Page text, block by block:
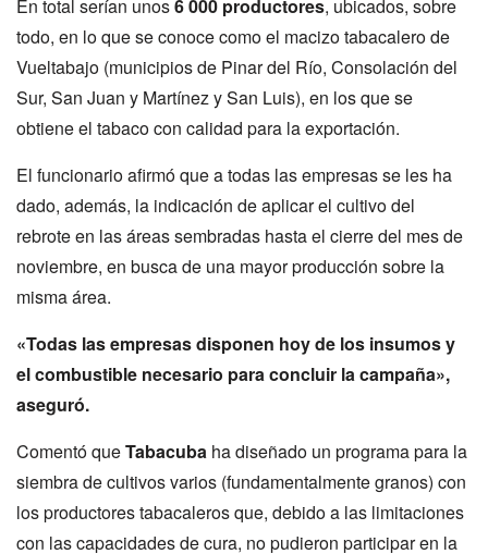
En total serían unos6 000 productores, ubicados, sobre
todo, en lo que se conoce como el macizo tabacalero de
Vueltabajo (municipios de Pinar del Río, Consolación del
Sur, San Juan y Martínez y San Luis), en los que se
obtiene el tabaco con calidad para la exportación.
El funcionario afirmó que a todas las empresas se les ha
dado, además, la indicación de aplicar el cultivo del
rebrote en las áreas sembradas hasta el cierre del mes de
noviembre, en busca de una mayor producción sobre la
misma área.
«Todas las empresas disponen hoy de los insumos y
el combustible necesario para concluir la campaña»,
aseguró.
Comentó queTabacuba ha diseñado un programa para la
siembra de cultivos varios (fundamentalmente granos) con
los productores tabacaleros que, debido a las limitaciones
con las capacidades de cura, no pudieron participar en la